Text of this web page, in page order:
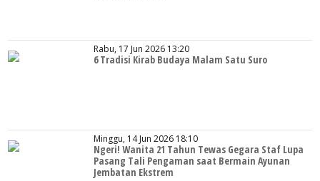
Rabu, 17 Jun 2026 13:20
6 Tradisi Kirab Budaya Malam Satu Suro
Minggu, 14 Jun 2026 18:10
Ngeri! Wanita 21 Tahun Tewas Gegara Staf Lupa
Pasang Tali Pengaman saat Bermain Ayunan
Jembatan Ekstrem